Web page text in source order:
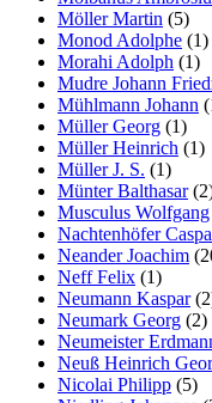
Möller Martin (5)
Monod Adolphe (1)
Morahi Adolph (1)
Mudre Johann
Mühlmann Johann
Müller Georg (1)
Müller Heinrich (1)
Müller J. S. (1)
Münter Balthasar
Musculus Wolfgang
Nachtenhöfer
Neander Joachim
Neff Felix (1)
Neumann Kaspar
Neumark Georg (2)
Neumeister
Neuß Heinrich
Nicolai Philipp (5)